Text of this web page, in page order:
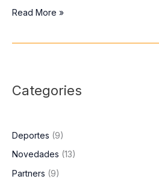
Hamilton
Read More »
Categories
Deportes (9)
Novedades (13)
Partners (9)